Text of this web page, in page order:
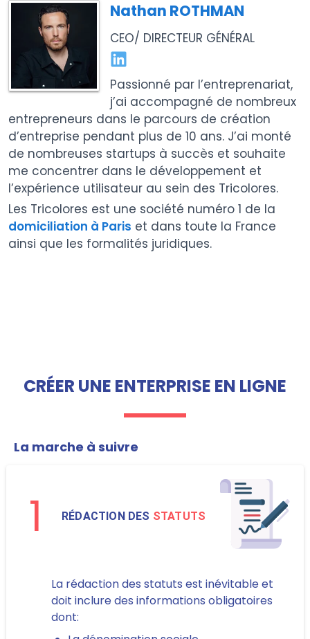
Nathan ROTHMAN
CEO/ DIRECTEUR GÉNÉRAL
Passionné par l’entreprenariat,
j’ai accompagné de nombreux
entrepreneurs dans le parcours de création
d’entreprise pendant plus de 10 ans. J’ai monté
de nombreuses startups à succès et souhaite
me concentrer dans le développement et
l’expérience utilisateur au sein des Tricolores.
Les Tricolores est une société numéro 1 de la
domiciliation à Paris et dans toute la France
ainsi que les formalités juridiques.
CRÉER UNE ENTERPRISE EN LIGNE
La marche à suivre
1 RÉDACTION DES STATUTS
La rédaction des statuts est inévitable et
doit inclure des informations obligatoires
dont: